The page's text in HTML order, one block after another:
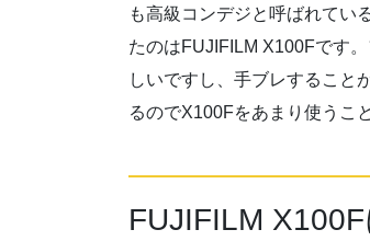
も高級コンデジと呼ばれてい
たのはFUJIFILM X100Fです
しいですし、手ブレすること
るのでX100Fをあまり使うこ
FUJIFILM